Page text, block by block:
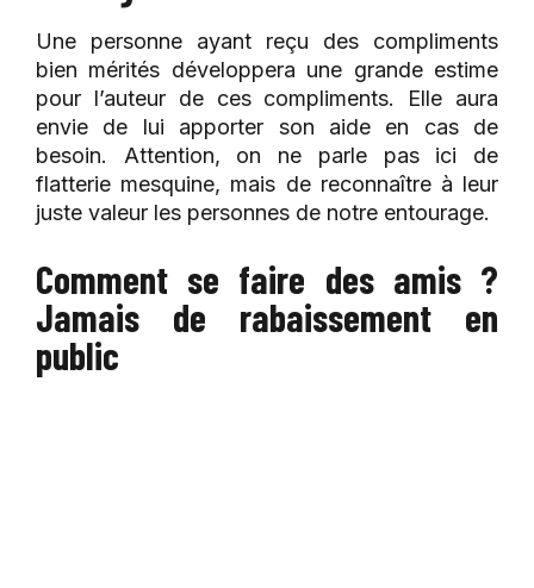
Une personne ayant reçu des compliments
bien mérités développera une grande estime
pour l’auteur de ces compliments. Elle aura
envie de lui apporter son aide en cas de
besoin. Attention, on ne parle pas ici de
flatterie mesquine, mais de reconnaître à leur
juste valeur les personnes de notre entourage.
Comment se faire des amis ?
Jamais de rabaissement en
public